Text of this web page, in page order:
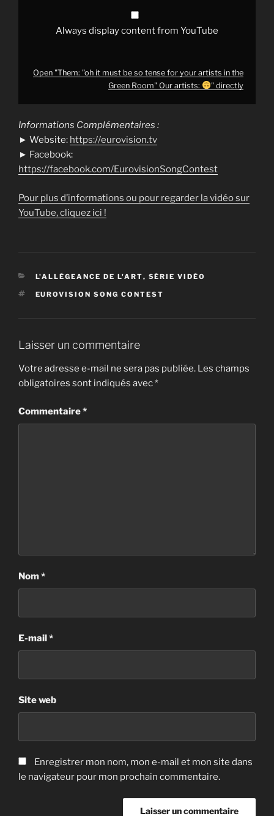
Always display content from YouTube
Open "Them: "oh it must be so tense for your artists in the
Green Room" Our artists:
" directly
Informations Complémentaires :
► Website: https://eurovision.tv
► Facebook:
https://facebook.com/EurovisionSongContest
Pour plus d’informations ou pour regarder la vidéo sur
YouTube, cliquez ici !
CATÉGORIES
L'ALLÉGEANCE DE L'ART, SÉRIE VIDÉO
ÉTIQUETTES
EUROVISION SONG CONTEST
Laisser un commentaire
Votre adresse e-mail ne sera pas publiée. Les champs
obligatoires sont indiqués avec*
Commentaire*
Nom*
E-mail*
Site web
Enregistrer mon nom, mon e-mail et mon site dans
le navigateur pour mon prochain commentaire.